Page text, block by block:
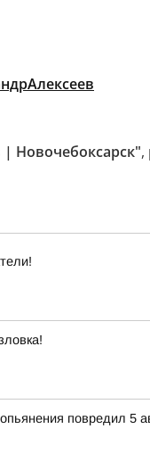
Новочебоксарск",
повредил 5